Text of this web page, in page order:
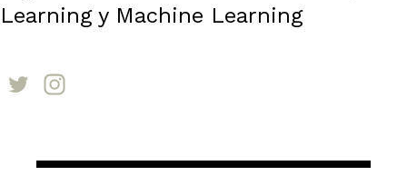
Learning y Machine Learning